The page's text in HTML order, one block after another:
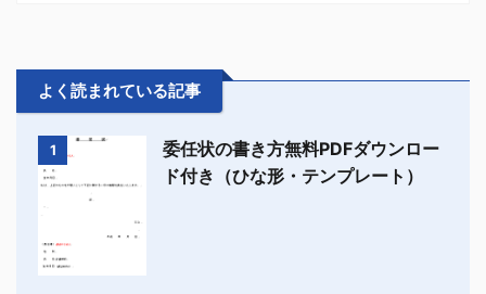
よく読まれている記事
1
委任状の書き方無料PDFダウンロー
ド付き（ひな形・テンプレート）